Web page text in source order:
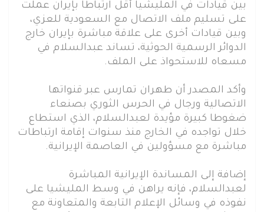
بين قيادات في المليشيا أقل ارتباطا بإيران عملت
على تسليم ملف الاتصال مع السعودية للعزي،
وبين قيادات أخرى على علاقة مباشرة بإيران خارج
الدوائر الرسمية الحوثية، تساند عبدالسلام في
مسعاه للاستحواذ على الملف.
وأكد المصدر أن طهران تمارس عبر قنواتها
الاتصالية ورجال في الحرس الثوري بصنعاء
ضغوطا كبيرة مؤيدة لعبدالسلام، الذي استطاع
خلال تواجده في الخارج منذ سنوات إقامة ارتباطات
مباشرة مع مسؤولين في العاصمة الإيرانية.
إضافة إلى المساندة الإيرانية المباشرة
لعبدالسلام، فإنه يراهن في وسط المليشيا على
نفوذه في وسائل الإعلام التابعة والمتعاونة مع